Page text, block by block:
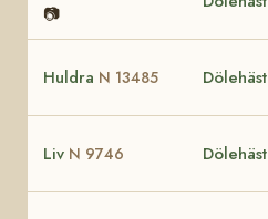
📷
Huldra N 13485 Dölehäst
Liv N 9746 Dölehäst